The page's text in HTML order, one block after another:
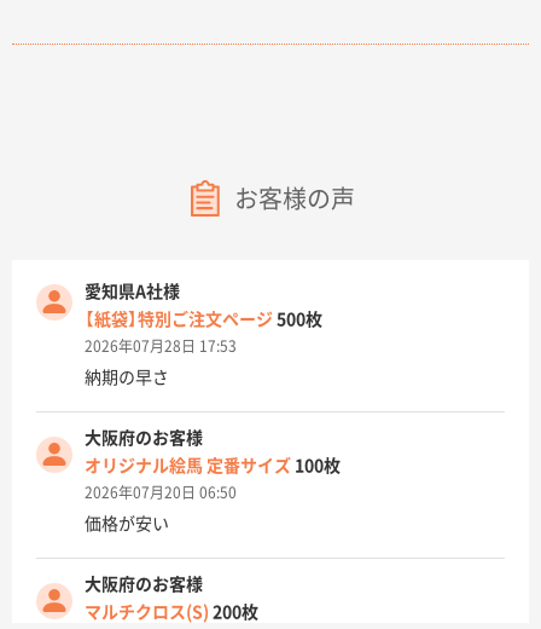
お客様の声
愛知県A社様
【紙袋】特別ご注文ページ 500枚
2026年07月28日 17:53
納期の早さ
大阪府のお客様
オリジナル絵馬 定番サイズ 100枚
2026年07月20日 06:50
価格が安い
大阪府のお客様
マルチクロス(S) 200枚